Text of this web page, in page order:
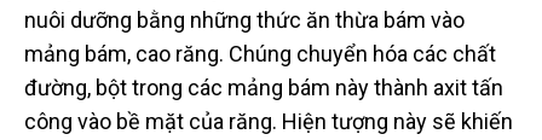
nuôi dưỡng bằng những thức ăn thừa bám vào
mảng bám, cao răng. Chúng chuyển hóa các chất
đường, bột trong các mảng bám này thành axit tấn
công vào bề mặt của răng. Hiện tượng này sẽ khiến